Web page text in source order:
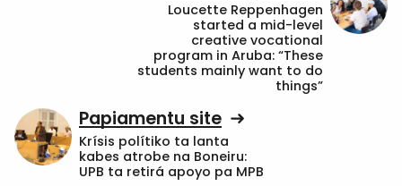
Loucette Reppenhagen
started a mid-level
creative vocational
program in Aruba: “These
students mainly want to do
things”
Papiamentu site
Krísis polítiko ta lanta
kabes atrobe na Boneiru:
UPB ta retirá apoyo pa MPB